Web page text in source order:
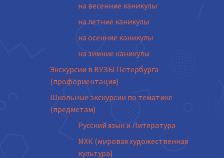
на весенние каникулы
на летние каникулы
на осенние каникулы
на зимние каникулы
Экскурсии в ВУЗЫ Петербурга
(профориентация)
Школьные экскурсии по тематике
(предметам)
Русский язык и Литература
МХК (мировая художественная
культура)